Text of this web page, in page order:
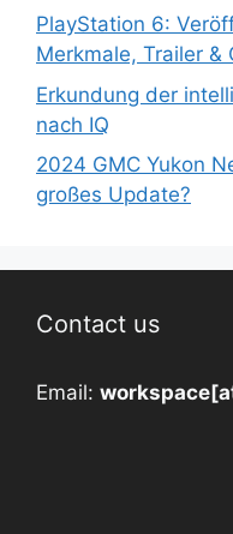
PlayStation 6:
Merkmale, Trailer &
Erkundung der
nach IQ
2024 GMC Yukon
großes Update?
Contact us
Email: